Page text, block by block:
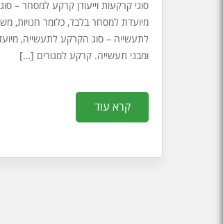
סוגי קרקעות וייעודן קרקע למסחר –
מיועדת למסחר בלבד, כלומר חנויות,
לתעשייה – סוג הקרקע לתעשייה,
ומבני תעשייה. קרקע למגורים […]
קרא עוד